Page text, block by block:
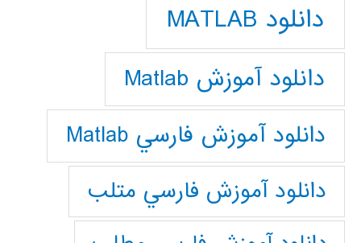
دانلود MATLAB
دانلود آموزش Matlab
دانلود آموزش فارسي Matlab
دانلود آموزش فارسي متلب